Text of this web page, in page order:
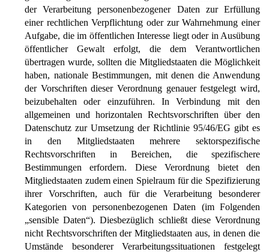
der Verarbeitung personenbezogener Daten zur Erfüllung
einer rechtlichen Verpflichtung oder zur Wahrnehmung einer
Aufgabe, die im öffentlichen Interesse liegt oder in Ausübung
öffentlicher Gewalt erfolgt, die dem Verantwortlichen
übertragen wurde, sollten die Mitgliedstaaten die Möglichkeit
haben, nationale Bestimmungen, mit denen die Anwendung
der Vorschriften dieser Verordnung genauer festgelegt wird,
beizubehalten oder einzuführen. In Verbindung mit den
allgemeinen und horizontalen Rechtsvorschriften über den
Datenschutz zur Umsetzung der Richtlinie 95/46/EG gibt es
in den Mitgliedstaaten mehrere sektorspezifische
Rechtsvorschriften in Bereichen, die spezifischere
Bestimmungen erfordern. Diese Verordnung bietet den
Mitgliedstaaten zudem einen Spielraum für die Spezifizierung
ihrer Vorschriften, auch für die Verarbeitung besonderer
Kategorien von personenbezogenen Daten (im Folgenden
„sensible Daten“). Diesbezüglich schließt diese Verordnung
nicht Rechtsvorschriften der Mitgliedstaaten aus, in denen die
Umstände besonderer Verarbeitungssituationen festgelegt